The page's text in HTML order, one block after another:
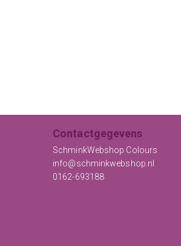
Contactgegevens
SchminkWebshop Colours
info@schminkwebshop.nl
0162-693188